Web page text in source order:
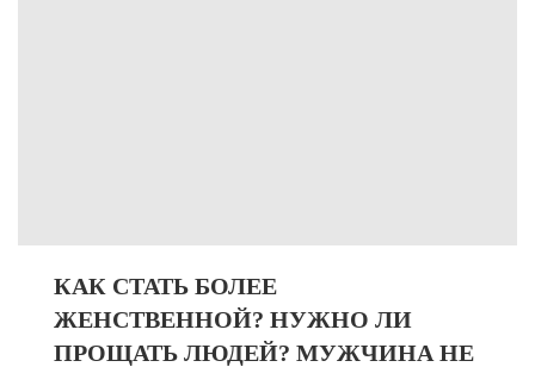
КАК СТАТЬ БОЛЕЕ
ЖЕНСТВЕННОЙ? НУЖНО ЛИ
ПРОЩАТЬ ЛЮДЕЙ? МУЖЧИНА НЕ